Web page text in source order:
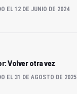
EL 12 DE JUNIO DE 2024
Volver otra vez
EL 31 DE AGOSTO DE 2025